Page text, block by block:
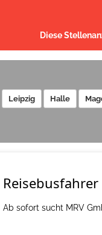
Diese
Leipzig Halle
Ab sofort sucht MRV